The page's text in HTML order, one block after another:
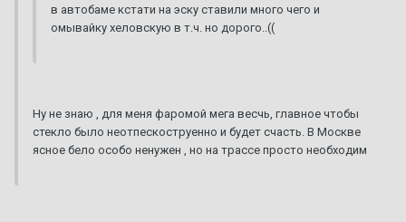
в автобаме кстати на эску ставили много чего и
омывайку хеловскую в т.ч. но дорого..((
Ну не знаю , для меня фаромой мега весчь, главное чтобы
стекло было неотпескоструенно и будет счасть. В Москве
ясное бело особо ненужен , но на трассе просто необходим